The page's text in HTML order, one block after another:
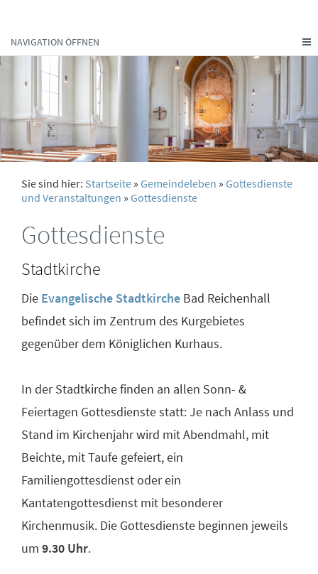
NAVIGATION ÖFFNEN
Sie sind hier: Startseite » Gemeindeleben » Gottesdienste
und Veranstaltungen » Gottesdienste
Gottesdienste
Stadtkirche
Die Evangelische Stadtkirche Bad Reichenhall
befindet sich im Zentrum des Kurgebietes
gegenüber dem Königlichen Kurhaus.
In der Stadtkirche finden an allen Sonn- &
Feiertagen Gottesdienste statt: Je nach Anlass und
Stand im Kirchenjahr wird mit Abendmahl, mit
Beichte, mit Taufe gefeiert, ein
Familiengottesdienst oder ein
Kantatengottesdienst mit besonderer
Kirchenmusik. Die Gottesdienste beginnen jeweils
um 9.30 Uhr.